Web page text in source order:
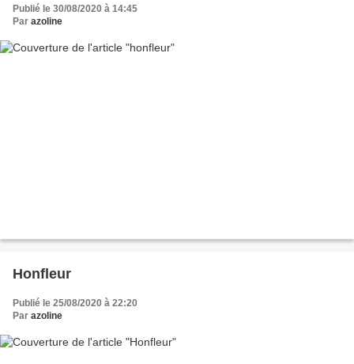
Publié le 30/08/2020 à 14:45
Par azoline
Honfleur
Publié le 25/08/2020 à 22:20
Par azoline